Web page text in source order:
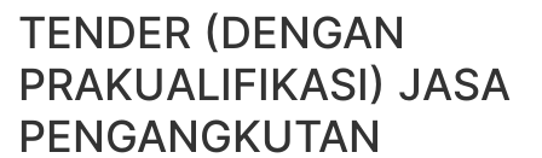
TENDER (DENGAN
PRAKUALIFIKASI) JASA
PENGANGKUTAN